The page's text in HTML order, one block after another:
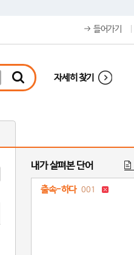
들어가기
자세히 찾기
내가 살펴본 단어
출속-하다 001